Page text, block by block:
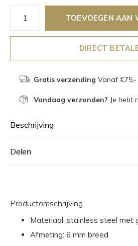
TOEVOEGEN AAN
DIRECT
Gratis verzending Vanaf €75,-
Vandaag verzonden? Je hebt
Beschrijving
Delen
Productomschrijving
Materiaal: stainless steel met
Afmeting: 6 mm breed